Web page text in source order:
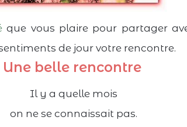
que vous plaire pour partager
de jour votre rencontre.
Une belle rencontre
Il y a quelle mois
on ne se connaissait pas.